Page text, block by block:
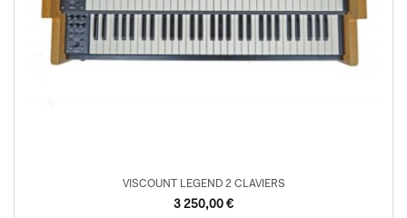
VISCOUNT LEGEND 2 CLAVIERS
3 250,00 €